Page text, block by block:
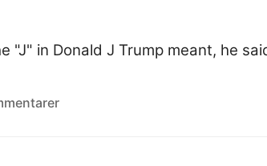
"J" in Donald J Trump meant, he